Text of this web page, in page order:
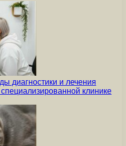
диагностики и лечения
клинике